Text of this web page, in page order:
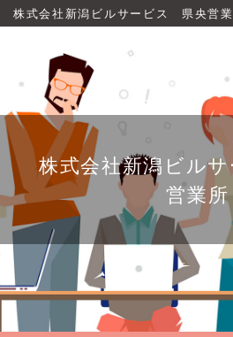
株式会社新潟ビルサービス 県央営
株式会社新潟ビル
営業所